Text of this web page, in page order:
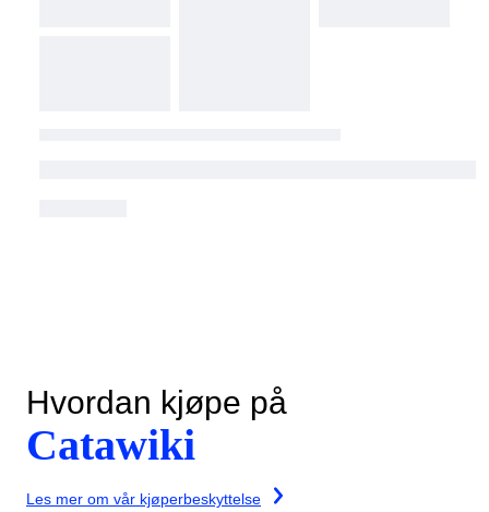
Hvordan kjøpe på
Catawiki
Les mer om vår kjøperbeskyttelse